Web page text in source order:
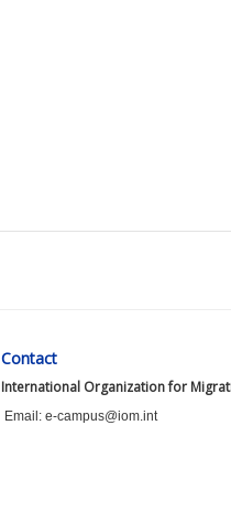
Contact
International Organization for
Email: e-campus@iom.int